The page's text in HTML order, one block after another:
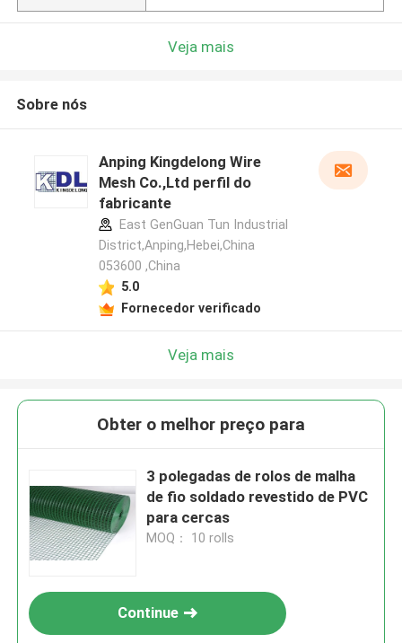
Veja mais
Sobre nós
Anping Kingdelong Wire
Mesh Co.,Ltd perfil do
fabricante
East GenGuan Tun Industrial
District,Anping,Hebei,China
053600 ,China
5.0
Fornecedor verificado
Veja mais
Obter o melhor preço para
3 polegadas de rolos de malha
de fio soldado revestido de PVC
para cercas
MOQ： 10 rolls
Continue